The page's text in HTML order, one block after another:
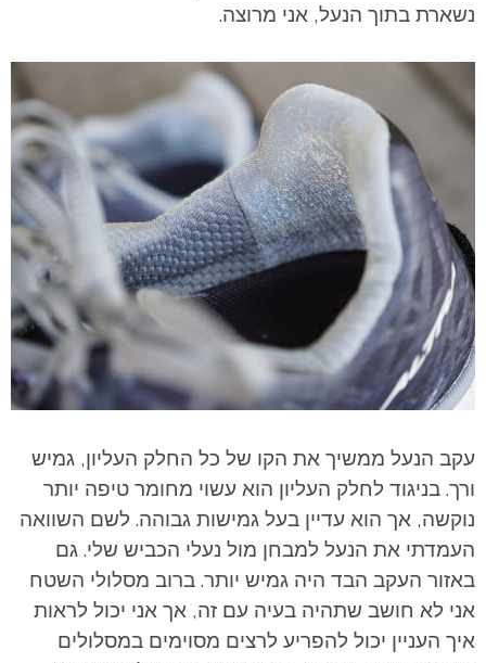
נשארת בתוך הנעל, אני מרוצה.
עקב הנעל ממשיך את הקו של כל החלק העליון, גמיש
ורך. בניגוד לחלק העליון הוא עשוי מחומר טיפה יותר
נוקשה, אך הוא עדיין בעל גמישות גבוהה. לשם השוואה
העמדתי את הנעל למבחן מול נעלי הכביש שלי. גם
באזור העקב הבד היה גמיש יותר. ברוב מסלולי השטח
אני לא חושב שתהיה בעיה עם זה, אך אני יכול לראות
איך העניין יכול להפריע לרצים מסוימים במסלולים